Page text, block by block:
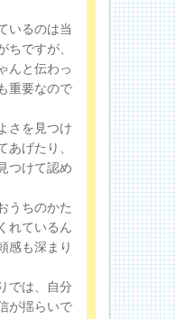
いるのは当
ちですが、
んと伝わっ
重要なので
さを見つけ
あげたり、
つけて認め
うちのかた
れているん
感も深まり
では、自分
が揺らいで